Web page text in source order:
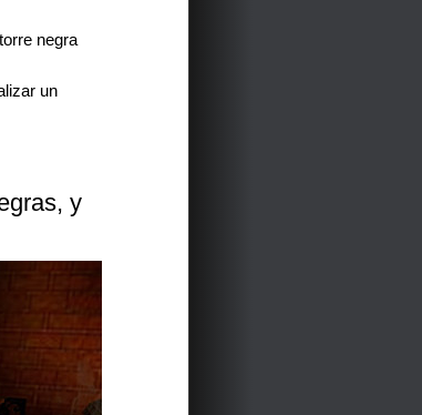
negra
un
y